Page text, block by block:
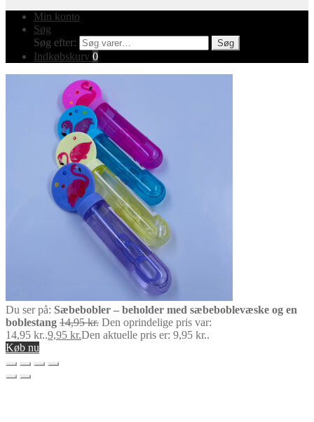
Min konto
Søg
Søg efter:
Søg
Indkøbskurv 0
Du ser på: Sæbebobler – beholder med sæbeboblevæske og en
boblestang 14,95kr. Den oprindelige pris var:
14,95 kr..9,95 kr.Den aktuelle pris er: 9,95 kr..
Køb nu